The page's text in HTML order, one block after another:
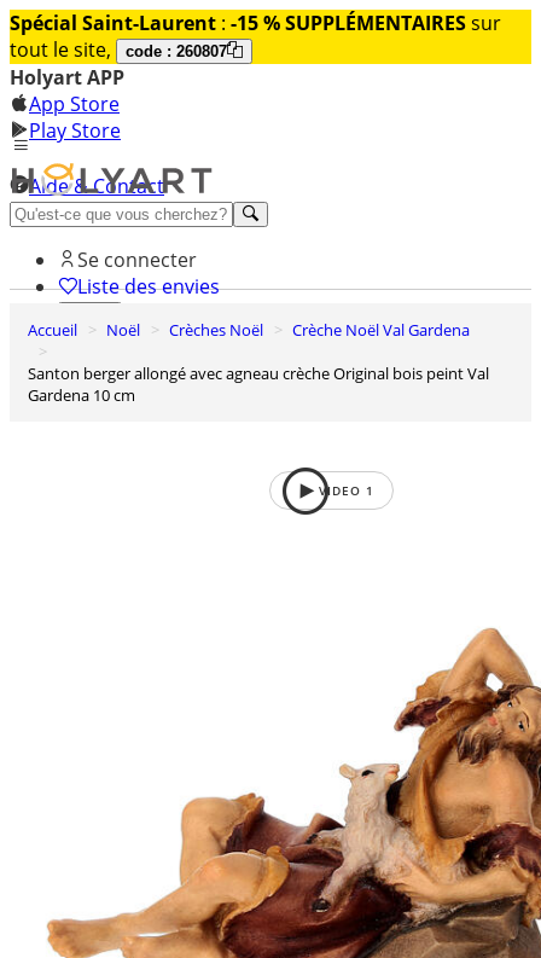
Spécial Saint-Laurent : -15 % SUPPLÉMENTAIRESsur
tout le site,
code : 260807
Holyart APP
App Store
Play Store
Aide & Contact
Découvrez Premium
Se connecter
Liste des envies
0
Accueil Noël Crèches Noël
Crèche Noël Val Gardena
Santon berger allongé avec agneau crèche Original bois peint Val
Gardena 10 cm
VIDEO 1